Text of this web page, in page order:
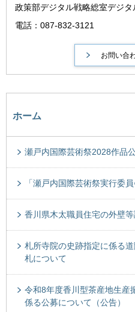
政策部デジタル戦略総室デジタ
電話：087-832-3121
ホーム
瀬戸内国際芸術祭2028作品
「瀬戸内国際芸術祭実行委
香川県木太職員住宅の外壁
札所寺院の史跡指定に係る
札について
令和8年度香川型茶産地生産
係る公募について（公告）